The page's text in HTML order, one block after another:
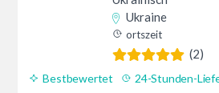
Ukraine
ortszeit
(2)
Bestbewertet 24-Stunden-